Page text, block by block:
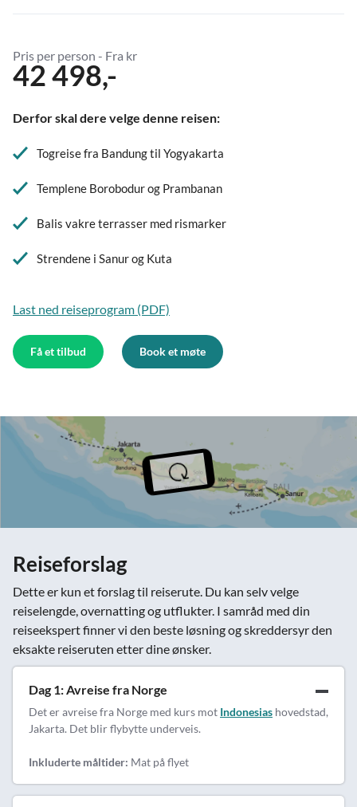
Pris per person - Fra kr
42 498,-
Derfor skal dere velge denne reisen:
Togreise fra Bandung til Yogyakarta
Templene Borobodur og Prambanan
Balis vakre terrasser med rismarker
Strendene i Sanur og Kuta
Last ned reiseprogram (PDF)
Få et tilbud Book et møte
Reiseforslag
Dette er kun et forslag til reiserute. Du kan selv velge
reiselengde, overnatting og utflukter. I samråd med din
reiseekspert finner vi den beste løsning og skreddersyr den
eksakte reiseruten etter dine ønsker.
Dag 1: Avreise fra Norge
Det er avreise fra Norge med kurs mot Indonesias hovedstad,
Jakarta. Det blir flybytte underveis.
Inkluderte måltider: Mat på flyet